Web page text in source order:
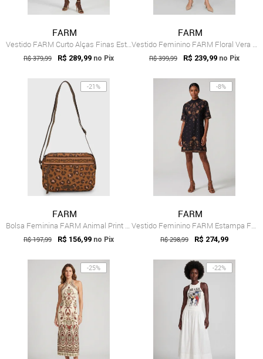
FARM
Vestido FARM Curto Alças Finas Estampado Branco
R$ 379,99 R$ 289,99 no Pix
FARM
Vestido Feminino FARM Floral Vera Midi Off White
R$ 399,99 R$ 239,99 no Pix
-21%
FARM
Bolsa Feminina FARM Animal Print Marrom
R$ 197,99 R$ 156,99 no Pix
-8%
FARM
Vestido Feminino FARM Estampa Floral Preto
R$ 298,99 R$ 274,99
-25% -22%